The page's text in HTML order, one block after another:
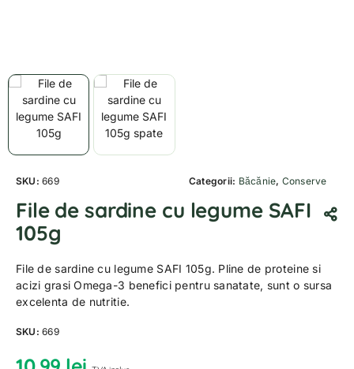
SKU:669 Categorii: Băcănie, Conserve
File de sardine cu legume SAFI
105g
File de sardine cu legume SAFI 105g. Pline de proteine ​​si
acizi grasi Omega-3 benefici pentru sanatate, sunt o sursa
excelenta de nutritie.
SKU:669